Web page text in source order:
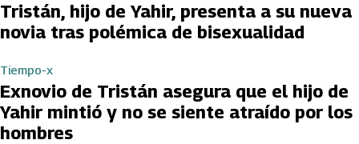
Tristán, hijo de Yahir, presenta a su nueva
novia tras polémica de bisexualidad
Tiempo-x
Exnovio de Tristán asegura que el hijo de
Yahir mintió y no se siente atraído por los
hombres